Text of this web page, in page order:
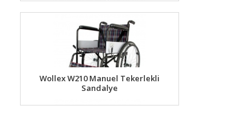
Wollex W210 Manuel Tekerlekli
Sandalye